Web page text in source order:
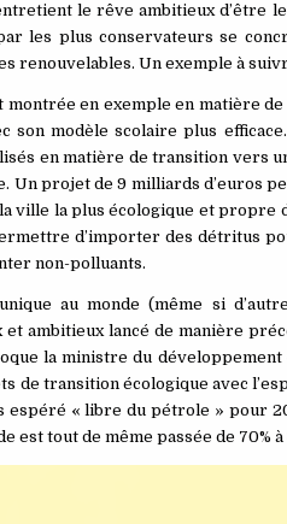
le rêve ambitieux d’être
les plus conservateurs se
renouvelables. Un exemple à
en exemple en matière
son modèle scolaire plus
en matière de transition vers
Un projet de 9 milliards d’euros
ville la plus écologique et propre
d’importer des détritus
non-polluants.
au monde (même si
ambitieux lancé de manière
la ministre du
de transition écologique avec
espéré « libre du pétrole » pour
est tout de même passée de 70%